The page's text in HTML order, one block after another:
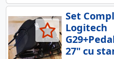
Set
Logitech
27" cu